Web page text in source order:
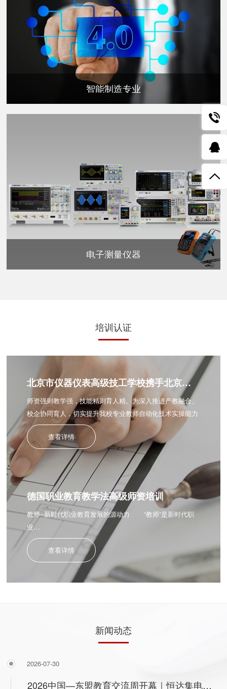
智能制造专业
电子测量仪器
培训认证
北京市仪器仪表高级技工学校携手‌北京恒达集电教学设备有限公司开展自动化生产线专项培训
师资强则教学强，技能精则育人精。为深入推进产教融合、
校企协同育人，切实提升我校专业教师自动化技术实操能力
与教学创新水平，…
查看详情
德国职业教育教学法高级师资培训
教师--新时代职业教育发展的源动力 “教师”是新时代职
业…
查看详情
新闻动态
2026-07-30
2026中国—东盟教育交流周开幕｜恒达集电积极参与职教出海活动
010-